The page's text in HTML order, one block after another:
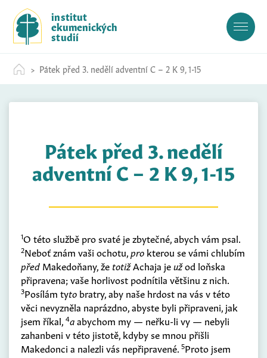
c
institut
ekumenických
studií
Pátek před 3. nedělí adventní C – 2 K 9, 1-15
Pátek před 3. nedělí
adventní C – 2 K 9, 1-15
1O této službě pro svaté je zbytečné, abych vám psal.
2Neboť znám vaši ochotu,pro kterou se vámi chlubím
před Makedoňany, že totižAchaja jeužod loňska
připravena; vaše horlivost podnítila většinu z nich.
3Posílám tyto bratry, aby naše hrdost na vás v této
věci nevyzněla naprázdno, abyste byli připraveni, jak
jsem říkal, 4aabychom my — neřku-li vy — nebyli
zahanbeni v této jistotě, kdyby se mnou přišli
Makedonci a nalezli vás nepřipravené. 5Proto jsem